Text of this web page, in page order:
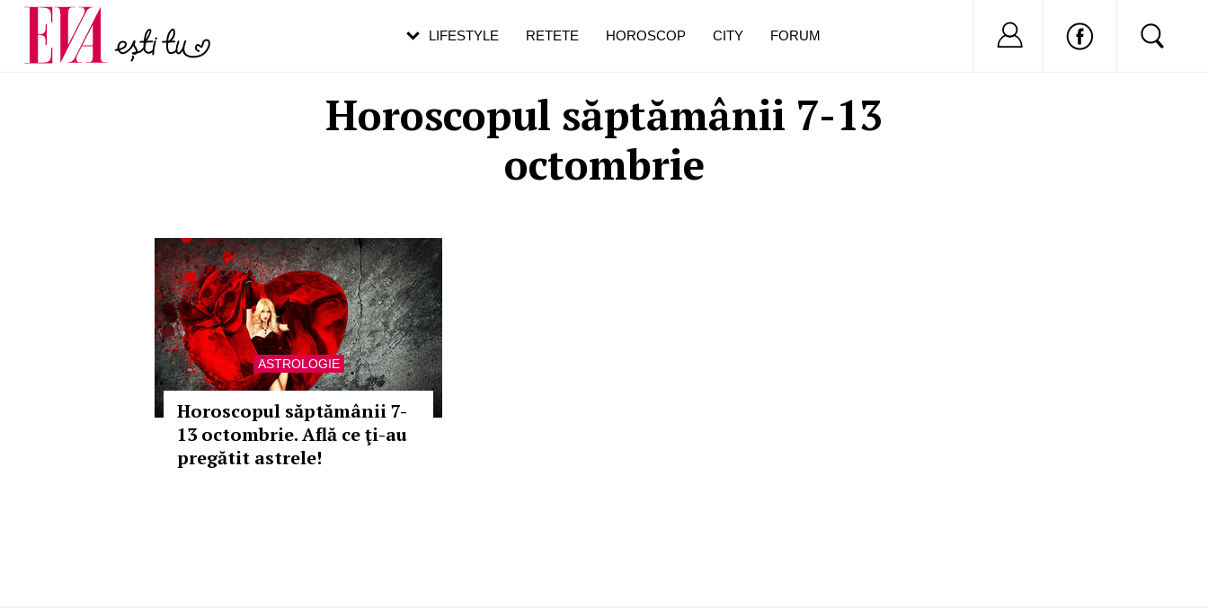
Horoscopul săptămânii 7-13
octombrie
ASTROLOGIE
Horoscopul săptămânii 7-
13 octombrie. Află ce ţi-au
pregătit astrele!
LIFESTYLE RETETE HOROSCOP CITY FORUM Nu ai cont?
Carieră
Actualitate
pe măsură ce înaintezi în vârstă
de dureroasă este investigația